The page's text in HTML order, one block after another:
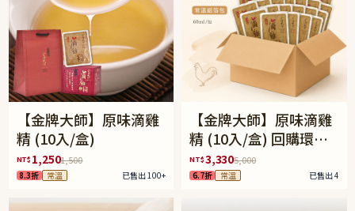
【金牌大師】原味滴雞
精 (10入/盒)
NT$ 1,2501,500
8.3折 常溫 已售出 100+
【金牌大師】原味滴雞
精 (10入/盒) 回購環保
箱
NT$3,3305,000
6.7折 常溫 已售出 4